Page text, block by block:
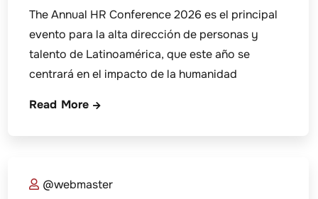
The Annual HR Conference 2026 es el principal
evento para la alta dirección de personas y
talento de Latinoamérica, que este año se
centrará en el impacto de la humanidad
Read More
@webmaster